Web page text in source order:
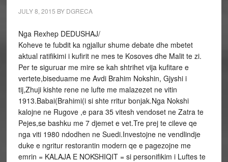
JULY 8, 2015 BY DGRECA
Nga Rexhep DEDUSHAJ/
Koheve te fubdit ka ngjallur shume debate dhe mbetet
aktual ratifikimi i kufirit ne mes te Kosoves dhe Malit te zi.
Per te siguruar me mire se kah shtrihet vija kufitare e
vertete,biseduame me Avdi Brahim Nokshin, Gjyshi i
tij,Zhuji kishte rene ne lufte me malazezet ne vitin
1913.Babai(Brahimi(i si shte rritur bonjak.Nga Nokshi
kalojne ne Rugove ,e para 35 vitesh vendoset ne Zatra te
Pejes,se bashku me 7 djemet e vet.Tre prej te cileve qe
nga viti 1980 ndodhen ne Suedi.Investojne ne vendlindje
duke e ngritur restorantin modern qe e pagezojne me
emrin = KALAJA E NOKSHIQIT = si personifikim i Luftes te